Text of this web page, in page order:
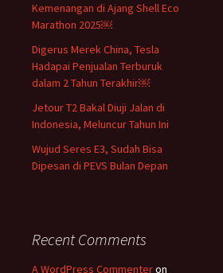
Kemenangan di Ajang Shell Eco
Marathon 2025￼
Digerus Merek China, Tesla
Hadapai Penjualan Terburuk
dalam 2 Tahun Terakhir￼
Jetour T2 Bakal Diuji Jalan di
Indonesia, Meluncur Tahun Ini
Wujud Seres E3, Sudah Bisa
Dipesan di PEVS Bulan Depan
Recent Comments
A WordPress Commenteron